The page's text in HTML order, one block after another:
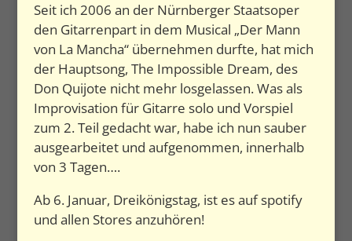
Seit ich 2006 an der Nürnberger Staatsoper
den Gitarrenpart in dem Musical „Der Mann
von La Mancha“ übernehmen durfte, hat mich
der Hauptsong, The Impossible Dream, des
Don Quijote nicht mehr losgelassen. Was als
Improvisation für Gitarre solo und Vorspiel
zum 2. Teil gedacht war, habe ich nun sauber
ausgearbeitet und aufgenommen, innerhalb
von 3 Tagen….
Ab 6. Januar, Dreikönigstag, ist es auf spotify
und allen Stores anzuhören!